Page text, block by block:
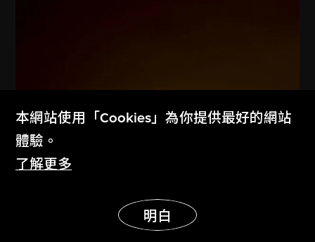
本網站使用「Cookies」為你提供最好的網站
體驗。
了解更多
明白
展示更多